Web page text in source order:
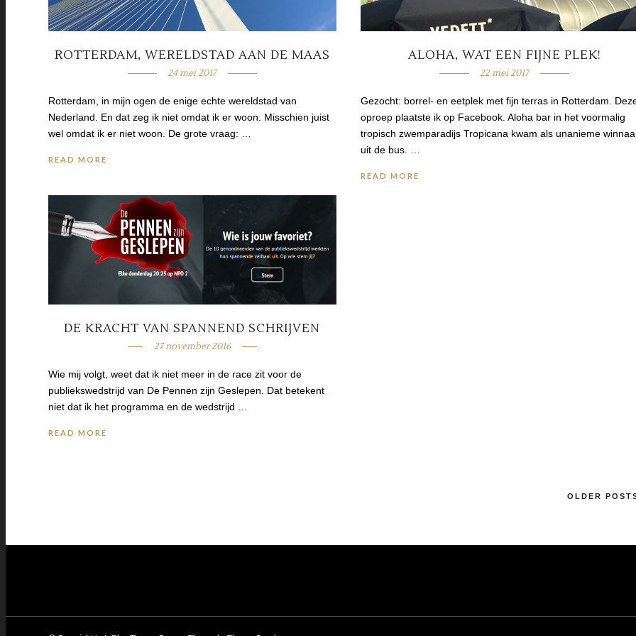
ROTTERDAM, WERELDSTAD AAN DE MAAS
24 mei 2017
Rotterdam, in mijn ogen de enige echte wereldstad van
Nederland. En dat zeg ik niet omdat ik er woon. Misschien juist
wel omdat ik er niet woon. De grote vraag: …
READ MORE
ALOHA, WAT EEN FIJNE PLEK!
22 mei 2017
Gezocht: borrel- en eetplek met fijn terras in Rotterdam.
oproep plaatste ik op Facebook. Aloha bar in het voormalig
tropisch zwemparadijs Tropicana kwam als unanieme
uit de bus. …
READ MORE
DE KRACHT VAN SPANNEND SCHRIJVEN
27 november 2016
Wie mij volgt, weet dat ik niet meer in de race zit voor de
publiekswedstrijd van De Pennen zijn Geslepen. Dat betekent
niet dat ik het programma en de wedstrijd …
READ MORE
OLDER